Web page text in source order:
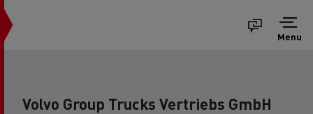
Menu
Volvo Group Trucks Vertriebs GmbH